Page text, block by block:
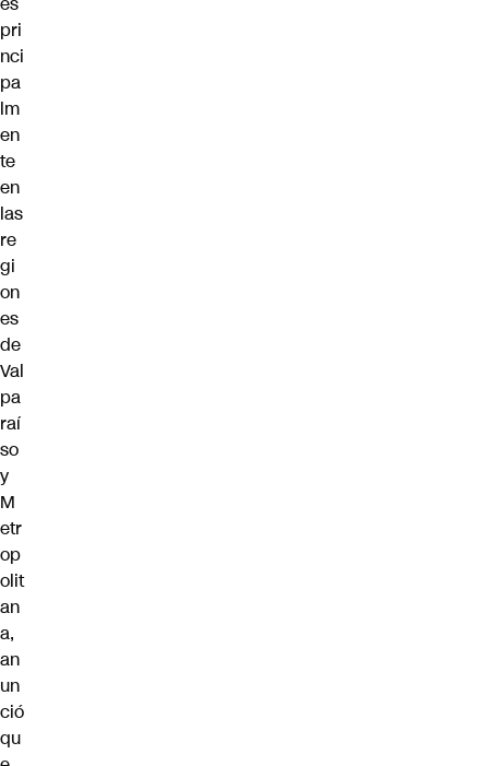
pri
nci
pa
lm
en
te
en
las
re
gi
on
es
de
Val
pa
raí
so
y
M
etr
op
olit
an
a,
an
un
ció
qu